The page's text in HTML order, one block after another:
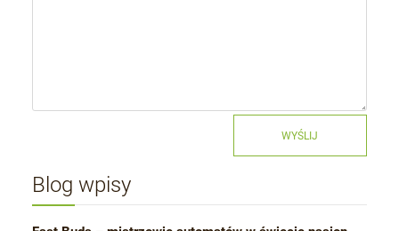
WYŚLIJ
Blog wpisy